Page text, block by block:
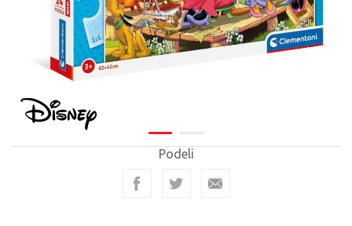
Podeli